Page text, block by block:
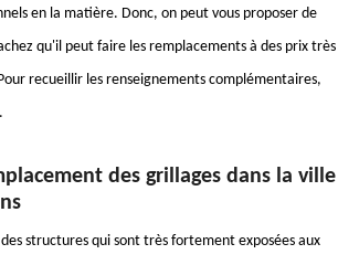
en la matière. Donc, on peut vous proposer de
qu'il peut faire les remplacements à des prix très
recueillir les renseignements complémentaires,
des grillages dans la ville
structures qui sont très fortement exposées aux